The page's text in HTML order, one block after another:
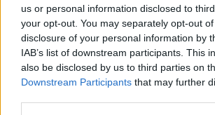
us or personal information disclosed to
your opt-out. You may separately opt-out
disclosure of your personal information by
IAB’s list of downstream participants. This
also be disclosed by us to third parties on
Downstream Participants that may further
«Δεν υπάρχει “τέλειος” γάμος,
σεβασμός και καθημερινή